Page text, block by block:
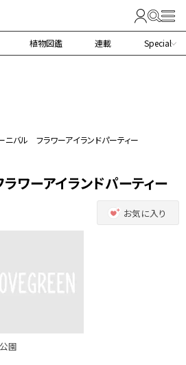
植物図鑑 連載 Special
ニバル フラワーアイランドパーティー
ワーアイランドパーティー
お気に入り
園